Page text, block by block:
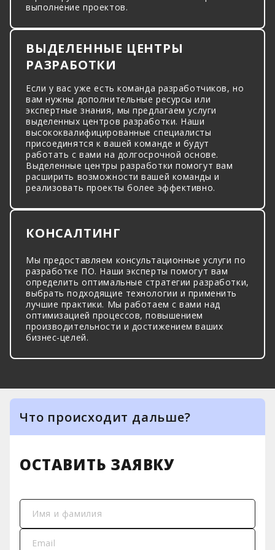
выполнение проектов.
ВЫДЕЛЕННЫЕ ЦЕНТРЫ
РАЗРАБОТКИ
Если у вас уже есть команда разработчиков, но
вам нужны дополнительные ресурсы или
экспертные знания, мы предлагаем услуги
выделенных центров разработки. Наши
высококвалифицированные специалисты
присоединятся к вашей команде и будут
работать с вами на долгосрочной основе.
Выделенные центры разработки помогут вам
расширить возможности вашей команды и
реализовать проекты более эффективно.
КОНСАЛТИНГ
Мы предоставляем консультационные услуги по
разработке ПО. Наши эксперты помогут вам
определить оптимальные стратегии разработки,
выбрать подходящие технологии и применить
лучшие практики. Мы работаем с вами над
оптимизацией процессов, повышением
производительности и достижением ваших
бизнес-целей.
ОСТАВИТЬ ЗАЯВКУ
Имя и фамилия
Email
Что происходит дальше?
необходимости